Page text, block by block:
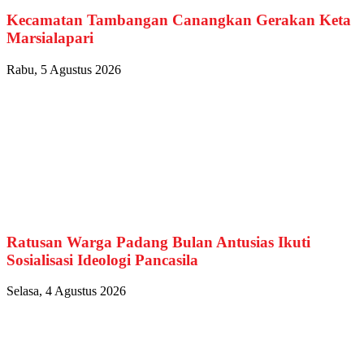
Kecamatan Tambangan Canangkan Gerakan Keta
Marsialapari
Rabu, 5 Agustus 2026
Ratusan Warga Padang Bulan Antusias Ikuti
Sosialisasi Ideologi Pancasila
Selasa, 4 Agustus 2026